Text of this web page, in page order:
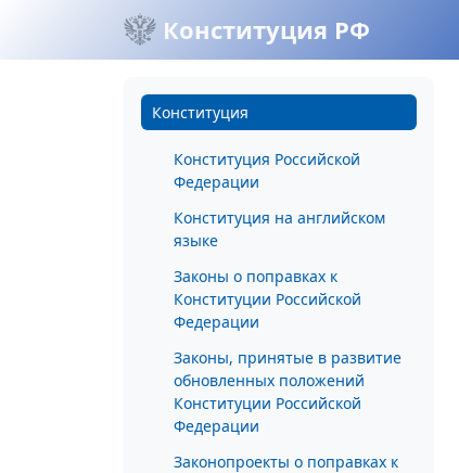
Конституция РФ
Конституция
Конституция Российской
Федерации
Конституция на английском
языке
Законы о поправках к
Конституции Российской
Федерации
Законы, принятые в развитие
обновленных положений
Конституции Российской
Федерации
Законопроекты о поправках к